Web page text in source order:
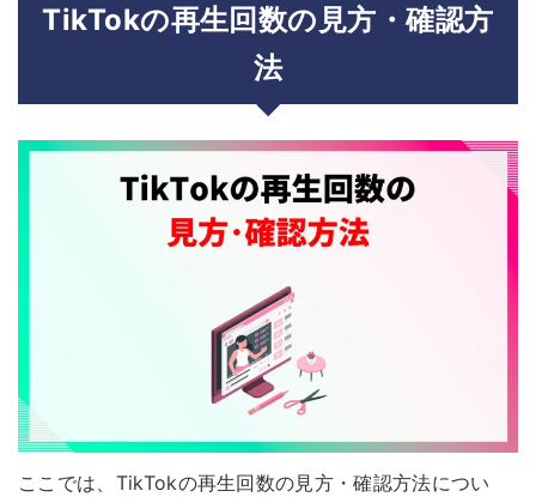
TikTokの再生回数の見方・確認方
法
ここでは、TikTokの再生回数の見方・確認方法につい